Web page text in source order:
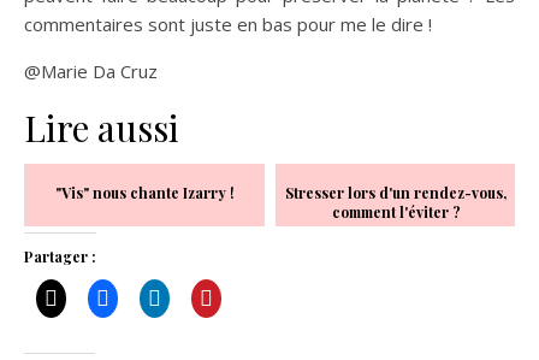
commentaires sont juste en bas pour me le dire !
@Marie Da Cruz
Lire aussi
"Vis" nous chante Izarry !
Stresser lors d'un rendez-vous,
comment l'éviter ?
Partager :